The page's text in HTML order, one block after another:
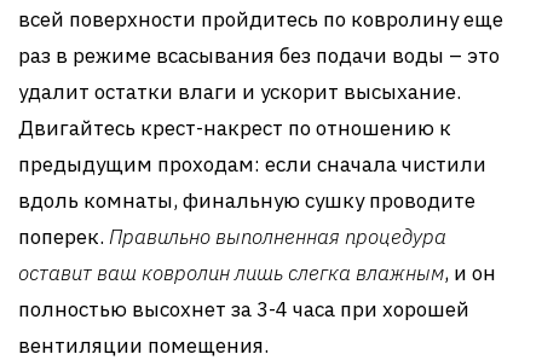
всей поверхности пройдитесь по ковролину еще
раз в режиме всасывания без подачи воды – это
удалит остатки влаги и ускорит высыхание.
Двигайтесь крест-накрест по отношению к
предыдущим проходам: если сначала чистили
вдоль комнаты, финальную сушку проводите
поперек. Правильно выполненная процедура
оставит ваш ковролин лишь слегка влажным, и он
полностью высохнет за 3-4 часа при хорошей
вентиляции помещения.